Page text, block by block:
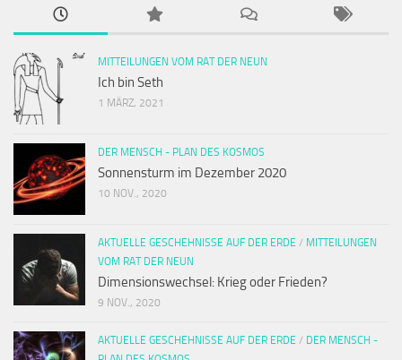
MITTEILUNGEN VOM RAT DER NEUN
Ich bin Seth
1 MÄRZ, 2021
DER MENSCH - PLAN DES KOSMOS
Sonnensturm im Dezember 2020
10 NOV., 2020
AKTUELLE GESCHEHNISSE AUF DER ERDE / MITTEILUNGEN
VOM RAT DER NEUN
Dimensionswechsel: Krieg oder Frieden?
9 NOV., 2020
AKTUELLE GESCHEHNISSE AUF DER ERDE / DER MENSCH -